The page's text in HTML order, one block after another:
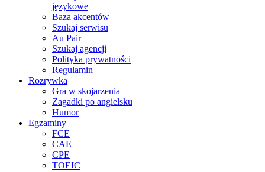
językowe
Baza akcentów
Szukaj serwisu
Au Pair
Szukaj agencji
Polityka prywatności
Regulamin
Rozrywka
Gra w skojarzenia
Zagadki po angielsku
Humor
Egzaminy
FCE
CAE
CPE
TOEIC